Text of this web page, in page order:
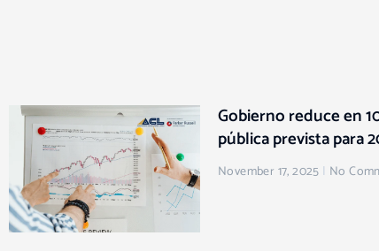
Gobierno reduce en
pública prevista para
November 17, 2025 No